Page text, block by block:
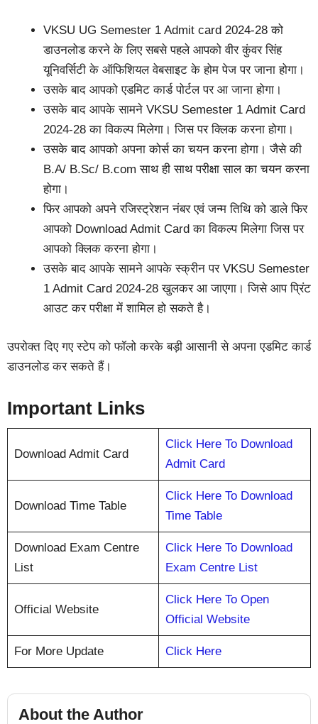
VKSU UG Semester 1 Admit card 2024-28 को
डाउनलोड करने के लिए सबसे पहले आपको वीर कुंवर सिंह
यूनिवर्सिटी के ऑफिशियल वेबसाइट के होम पेज पर जाना होगा।
उसके बाद आपको एडमिट कार्ड पोर्टल पर आ जाना होगा।
उसके बाद आपके सामने VKSU Semester 1 Admit Card
2024-28 का विकल्प मिलेगा। जिस पर क्लिक करना होगा।
उसके बाद आपको अपना कोर्स का चयन करना होगा। जैसे की
B.A/ B.Sc/ B.com साथ ही साथ परीक्षा साल का चयन करना
होगा।
फिर आपको अपने रजिस्ट्रेशन नंबर एवं जन्म तिथि को डाले फिर
आपको Download Admit Card का विकल्प मिलेगा जिस पर
आपको क्लिक करना होगा।
उसके बाद आपके सामने आपके स्क्रीन पर VKSU Semester
1 Admit Card 2024-28 खुलकर आ जाएगा। जिसे आप प्रिंट
आउट कर परीक्षा में शामिल हो सकते है।
उपरोक्त दिए गए स्टेप को फॉलो करके बड़ी आसानी से अपना एडमिट कार्ड
डाउनलोड कर सकते हैं।
Important Links
Download Admit Card
Click Here To Download
Admit Card
Download Time Table
Click Here To Download
Time Table
Download Exam Centre
List
Click Here To Download
Exam Centre List
Official Website
Click Here To Open
Official Website
For More Update Click Here
About the Author